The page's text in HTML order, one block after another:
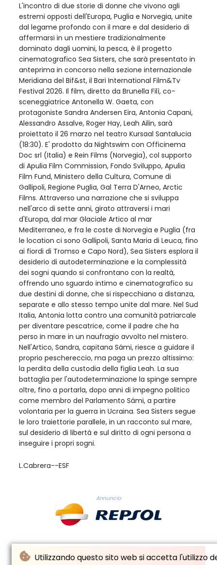
Utilizzando questo sito web si accetta l'utilizzo
L'incontro di due storie di donne che vivono agli
estremi opposti dell'Europa, Puglia e Norvegia, unite
dal legame profondo con il mare e dal desiderio di
affermarsi in un mestiere tradizionalmente
dominato dagli uomini, la pesca, è il progetto
cinematografico Sea Sisters, che sarà presentato in
anteprima in concorso nella sezione internazionale
Meridiana del Bif&st, il Bari International Film&Tv
Festival 2026. Il film, diretto da Brunella Filì, co-
sceneggiatrice Antonella W. Gaeta, con
protagoniste Sandra Andersen Eira, Antonia Capani,
Alessandro Assalve, Roger Hay, Leah Ailin, sarà
proiettato il 26 marzo nel teatro Kursaal Santalucia
(18:30). E' prodotto da Nightswim con Officinema
Doc srl (Italia) e Rein Films (Norvegia), col supporto
di Apulia Film Commission, Fondo Sviluppo, Apulia
Film Fund, Ministero della Cultura, Comune di
Gallipoli, Regione Puglia, Gal Terra D'Arneo, Arctic
Films. Attraverso una narrazione che si sviluppa
nell'arco di sette anni, girato attraversi i mari
d'Europa, dal mar Glaciale Artico al mar
Mediterraneo, e fra le coste di Norvegia e Puglia (fra
le location ci sono Gallipoli, Santa Maria di Leuca, fino
ai fiordi di Tromso e Capo Nord), Sea Sisters esplora il
desiderio di autodeterminazione e la complessità
dei sogni quando si confrontano con la realtà,
offrendo uno sguardo intimo e cinematografico su
due destini di donne, che si rispecchiano a distanza,
separate e allo stesso tempo unite dal mare. Nel Sud
Italia, Antonia lotta contro una comunità patriarcale
per diventare pescatrice, come il padre che ha
perso in mare in un naufragio avvolto nel mistero.
Nell'Artico, Sandra, capitana Sámi, riesce a guidare il
proprio peschereccio, ma paga un prezzo altissimo:
la perdita della custodia della figlia Leah. La sua
battaglia per l'autodeterminazione la spinge sempre
oltre, fino a portarla, dopo anni di impegno politico
come membro del Parlamento Sámi, a partire
volontaria per la guerra in Ucraina. Sea Sisters segue
le loro traiettorie parallele, in un racconto sul mare,
sul desiderio di libertà e sul diritto di ogni persona a
inseguire i propri sogni.
L.Cabrera--ESF
Annuncio